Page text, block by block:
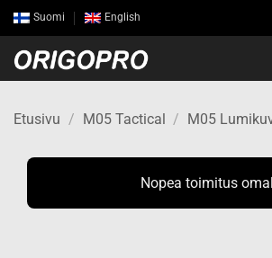
Skip
to
content
Suomi English
Etusivu / M05 Tactical / M05
Nopea toimitus